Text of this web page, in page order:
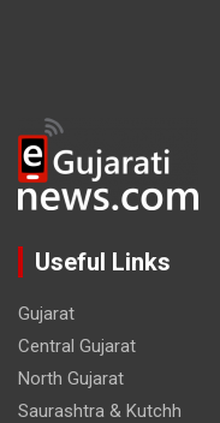
Useful Links
Gujarat
Central Gujarat
North Gujarat
Saurashtra & Kutchh